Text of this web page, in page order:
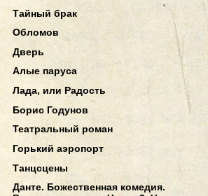
Тайный брак
Обломов
Дверь
Алые паруса
Лада, или Радость
Борис Годунов
Театральный роман
Горький аэропорт
Танцсцены
Данте. Божественная комедия.